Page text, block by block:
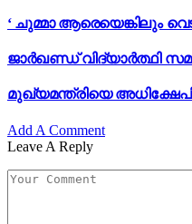
‘ ചുമ്മാ ആരെയെങ്കിലും
ജാർഖണ്ഡ് വിദ്യാർത്ഥി
മുഖ്യമന്ത്രിയെ
Add A Comment
Leave A Reply